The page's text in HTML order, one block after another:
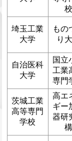
校
埼玉工業
大学
もの
り
自治医科
大学
国立
工業
専門
茨城工業
高等専門
学校
高エ
ギー
器研
構